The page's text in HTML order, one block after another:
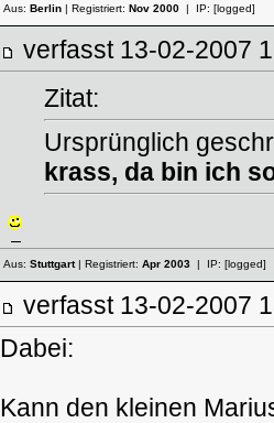
Aus: Berlin| Registriert: Nov 2000| IP: [logged]
verfasst 13-02-
Zitat:
Ursprünglich
krass, da bin ich
Aus: Stuttgart| Registriert: Apr 2003| IP: [logged]
verfasst 13-02-
Dabei:
Kann den kleinen